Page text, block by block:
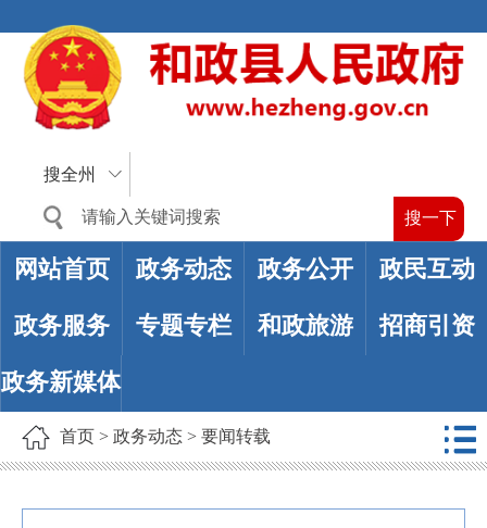
搜全州
网站首页 政务动态 政务公开 政民互动
政务服务 专题专栏 和政旅游 招商引资
政务新媒体
首页 > 政务动态 > 要闻转载